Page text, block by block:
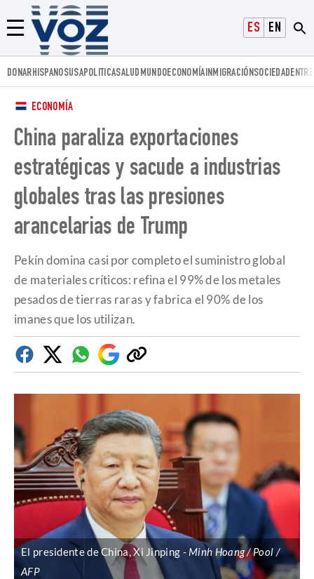
ESPAÑOLENGLISH
Menú
Voz.us
DONARHISPANOSUSAPOLITICASALUD MUNDOECONOMÍAINMIGRACIÓNSOCIEDAD
ECONOMÍA
China paraliza exportaciones
estratégicas y sacude a industrias
globales tras las presiones
arancelarias de Trump
Pekín domina casi por completo el suministro global
de materiales críticos: refina el 99% de los metales
pesados de tierras raras y fabrica el 90% de los
imanes que los utilizan.
FacebookTwitterWhatsapp
Google
Discover
Copiar
enlace
El presidente de China, Xi Jinping
Minh Hoang / Pool /
AFP